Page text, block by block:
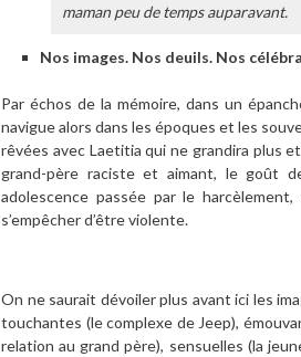
maman peu de temps auparavant.
Nos images. Nos deuils. Nos
Par échos de la mémoire, dans un
navigue alors dans les époques et les
rêvées avec Laetitia qui ne grandira plus
grand-père raciste et aimant, le goût
adolescence passée par le
s’empêcher d’être violente.
On ne saurait dévoiler plus avant ici les
touchantes (le complexe de Jeep),
relation au grand père), sensuelles (la